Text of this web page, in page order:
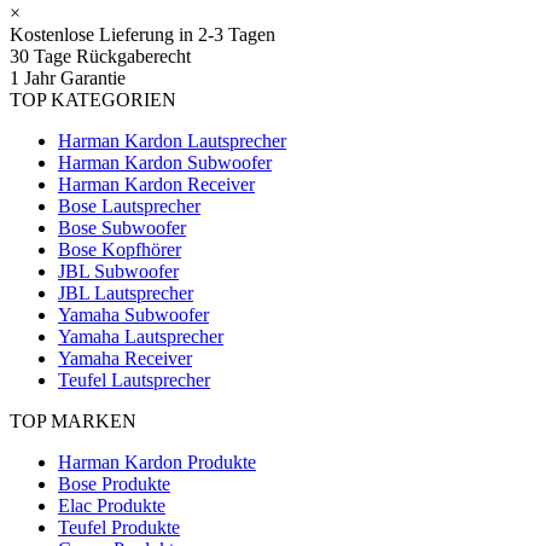
×
Kostenlose Lieferung in 2-3 Tagen
30 Tage Rückgaberecht
1 Jahr Garantie
TOP KATEGORIEN
Harman Kardon Lautsprecher
Harman Kardon Subwoofer
Harman Kardon Receiver
Bose Lautsprecher
Bose Subwoofer
Bose Kopfhörer
JBL Subwoofer
JBL Lautsprecher
Yamaha Subwoofer
Yamaha Lautsprecher
Yamaha Receiver
Teufel Lautsprecher
TOP MARKEN
Harman Kardon Produkte
Bose Produkte
Elac Produkte
Teufel Produkte